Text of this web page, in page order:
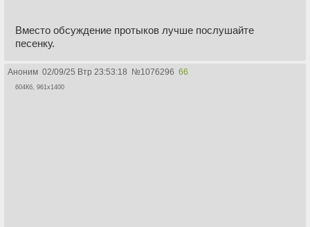
Вместо обсуждение протыков лучше послушайте
песенку.
Аноним 02/09/25 Втр 23:53:18 №1076296 66
604Кб, 961x1400